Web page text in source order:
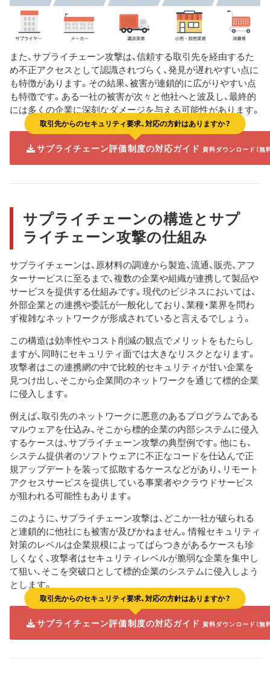
また、サプライチェーン攻撃は、信頼する取引先を経由するた
め不正アクセスとして認識されづらく、発見が遅れやすい点に
も特徴があります。その結果、被害が連鎖的に広がりやすい点
も特徴です。ある一社の被害が次々と他社へと波及し、最終的
には多くの企業に深刻なダメージを与える可能性があります。
取引先からのセキュリティ要求、対応の方針はありますか？
サプライチェーン評価制度の対応ガイド 資料ダウンロード（無
サプライチェーンの構造とサプ
ライチェーン攻撃の仕組み
サプライチェーンは、原材料の調達から製造、流通、販売、アフ
ターサービスに至るまで、複数の企業や組織が連携して製品や
サービスを提供する仕組みです。現代のビジネスにおいては、
外部企業との連携や委託が一般化しており、業種・業界を問わ
ず複雑なネットワークが形成されていると言えるでしょう。
この構造は効率性やコスト削減の観点でメリットをもたらし
ますが、同時にセキュリティ面では大きなリスクとなります。
攻撃者はこの連携網の中で比較的セキュリティが甘い企業を
見つけ出し、そこから企業間のネットワークを通じて標的企業
に侵入します。
例えば、取引先のネットワークに悪意のあるプログラムである
マルウェアを仕込み、そこから標的企業の内部システムに侵入
するケースは、サプライチェーン攻撃の典型例です。他にも、
システム提供者のソフトウェアに不正なコードを仕込んで正
規アップデートを装って拡散するケースなどがあり、リモート
アクセスサービスを提供している事業者やクラウドサービス
が狙われる可能性もあります。
このように、サプライチェーン攻撃は、どこか一社が破られる
と連鎖的に他社にも被害が及びかねません。情報セキュリティ
対策のレベルは企業規模によってばらつきがあるケースも珍
しくなく、攻撃者はセキュリティレベルが脆弱な企業を集中し
て狙い、そこを突破口として標的企業のシステムに侵入しよう
とします。
取引先からのセキュリティ要求、対応の方針はありますか？
サプライチェーン評価制度の対応ガイド 資料ダウンロード（無